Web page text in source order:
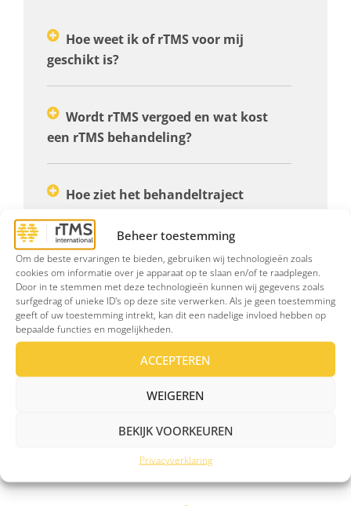
Beheer toestemming
Om de beste ervaringen te bieden, gebruiken wij technologieën zoals
cookies om informatie over je apparaat op te slaan en/of te raadplegen.
Door in te stemmen met deze technologieën kunnen wij gegevens zoals
surfgedrag of unieke ID's op deze site verwerken. Als je geen toestemming
geeft of uw toestemming intrekt, kan dit een nadelige invloed hebben op
bepaalde functies en mogelijkheden.
ACCEPTEREN
WEIGEREN
BEKIJK VOORKEUREN
Privacyverklaring
Hoe weet ik of rTMS voor mij
geschikt is?
Wordt rTMS vergoed en wat kost
een rTMS behandeling?
Hoe ziet het behandeltraject
eruit?
Is rTMS veilig?
Meer informatie